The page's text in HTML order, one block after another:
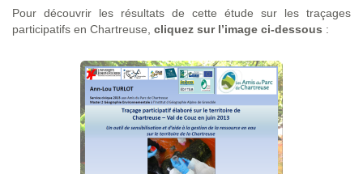
Pour découvrir les résultats de cette étude sur les traçages
participatifs en Chartreuse, cliquez sur l’image ci-dessous :